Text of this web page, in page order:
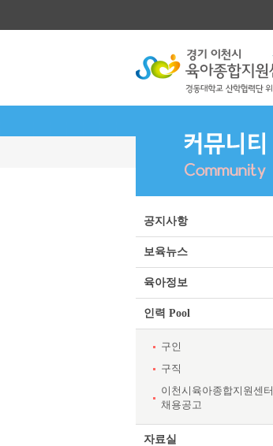
공지사항
보육뉴스
육아정보
인력 Pool
구인
구직
이천시육아종합지원센터
채용공고
자료실